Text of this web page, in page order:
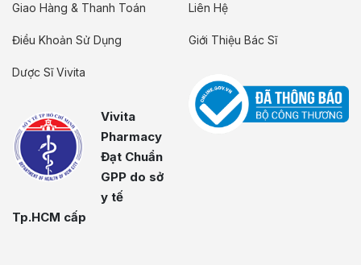
Giao Hàng & Thanh Toán
Điều Khoản Sử Dụng
Dược Sĩ Vivita
Vivita
Pharmacy
Đạt Chuẩn
GPP do sở
y tế
Tp.HCM cấp
Liên Hệ
Giới Thiệu Bác Sĩ